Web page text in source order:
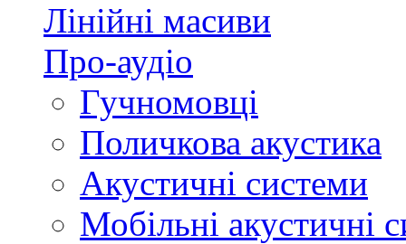
Лінійні масиви
Про-аудіо
Гучномовці
Поличкова акустика
Акустичні системи
Мобільні акустичні